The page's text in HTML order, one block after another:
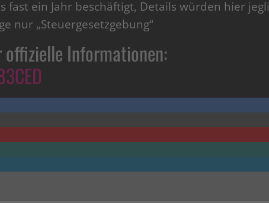
fast ein Jahr beschäftigt, Details würden hier
nur „Steuergesetzgebung“
Informationen: